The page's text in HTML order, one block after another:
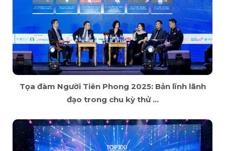
Tọa đàm Người Tiên Phong 2025: Bản lĩnh lãnh
đạo trong chu kỳ thử ...